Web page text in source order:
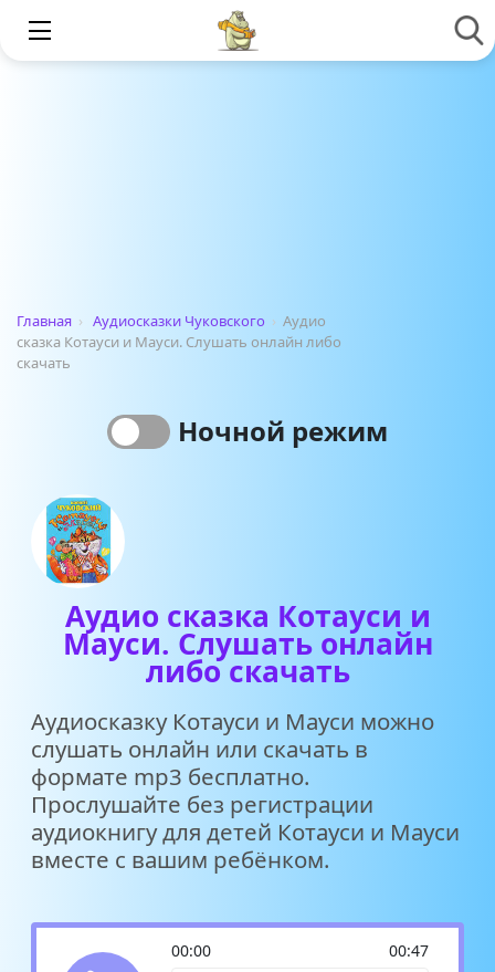
Главная › Аудиосказки Чуковского › Аудио
сказка Котауси и Мауси. Слушать онлайн либо
скачать
Ночной режим
Аудио сказка Котауси и
Мауси. Слушать онлайн
либо скачать
Аудиосказку Котауси и Мауси можно
слушать онлайн или скачать в
формате mp3 бесплатно.
Прослушайте без регистрации
аудиокнигу для детей Котауси и Мауси
вместе с вашим ребёнком.
00:00 00:47